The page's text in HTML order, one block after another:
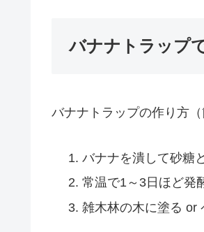
バナナトラップ
バナナトラップの作り方（
バナナを潰して砂糖
常温で1～3日ほど発
雑木林の木に塗る or